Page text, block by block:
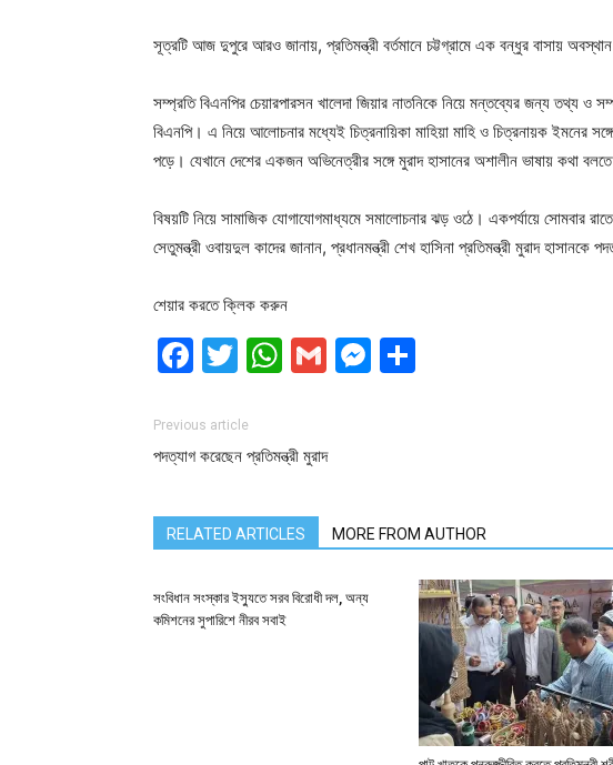
সূত্রটি আজ দুপুরে আরও জানায়, প্রতিমন্ত্রী বর্তমানে চট্টগ্রামে এক বন্ধুর বাসায়
সম্প্রতি বিএনপির চেয়ারপারসন খালেদা জিয়ার নাতনিকে নিয়ে মন্তব্যের জন্য তথ্য ও
বিএনপি। এ নিয়ে আলোচনার মধ্যেই চিত্রনায়িকা মাহিয়া মাহি ও চিত্রনায়ক ইমনের
পড়ে। যেখানে দেশের একজন অভিনেত্রীর সঙ্গে মুরাদ হাসানের অশালীন ভাষায় কথা
বিষয়টি নিয়ে সামাজিক যোগাযোগমাধ্যমে সমালোচনার ঝড় ওঠে। একপর্যায়ে সোমবার
সেতুমন্ত্রী ওবায়দুল কাদের জানান, প্রধানমন্ত্রী শেখ হাসিনা প্রতিমন্ত্রী মুরাদ হাসানকে
শেয়ার করতে ক্লিক করুন
Facebook
Twitter
WhatsApp
GmailMessenger
Previous article
পদত্যাগ করেছেন প্রতিমন্ত্রী মুরাদ
RELATED ARTICLES MORE FROM AUTHOR
সংবিধান সংস্কার ইস্যুতে সরব বিরোধী দল, অন্য
কমিশনের সুপারিশে নীরব সবাই